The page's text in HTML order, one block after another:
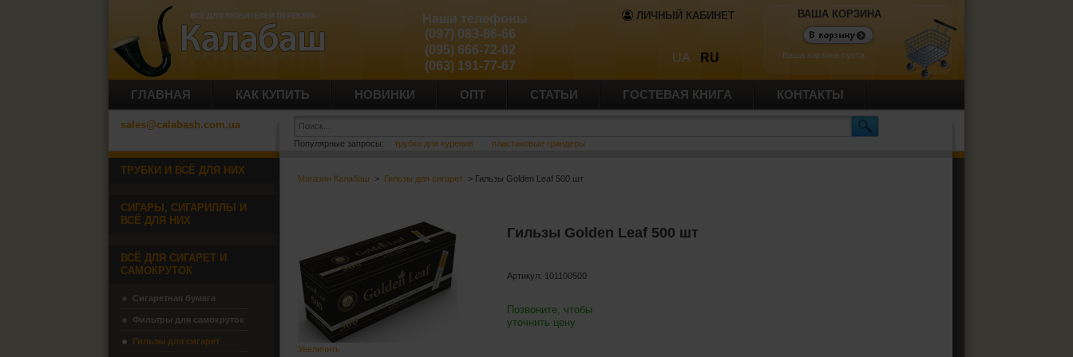
ЛИЧНЫЙ КАБИНЕТ
UA RU
Наши телефоны
(097) 083-86-66
(095) 666-72-02
(063) 191-77-67
ВАША КОРЗИНА
Ваша корзина пуста.
ГЛАВНАЯ КАК КУПИТЬ НОВИНКИ ОПТ СТАТЬИ ГОСТЕВАЯ КНИГА КОНТАКТЫ
sales@calabash.com.ua
Популярные запросы: трубки для курения пластиковые гриндеры
Магазин Калабаш > Гильзы для сигарет > Гильзы Golden Leaf 500 шт
Увеличить
Гильзы Golden Leaf 500 шт
Артикул: 101100500
Позвоните, чтобы
уточнить цену
ТРУБКИ И ВСЁ ДЛЯ НИХ
СИГАРЫ, СИГАРИЛЛЫ И
ВСЁ ДЛЯ НИХ
ВСЁ ДЛЯ СИГАРЕТ И
САМОКРУТОК
Сигаретная бумага
Фильтры для самокруток
Гильзы для сигарет